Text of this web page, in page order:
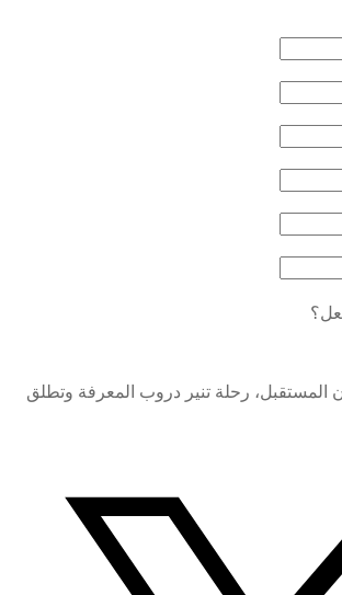
المستقبل، رحلة تنير دروب المعرفة وتطلق